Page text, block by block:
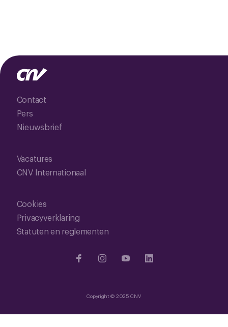
Contact
Pers
Nieuwsbrief
Vacatures
CNV Internationaal
Cookies
Privacyverklaring
Statuten en reglementen
Copyright © 2025 CNV